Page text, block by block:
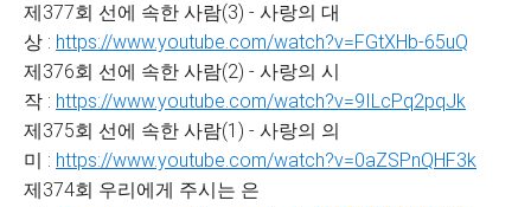
제377회 선에 속한 사람(3) - 사랑의 대
상 : https://www.youtube.com/watch?v=FGtXHb-65uQ
제376회 선에 속한 사람(2) - 사랑의 시
작 : https://www.youtube.com/watch?v=9ILcPq2pqJk
제375회 선에 속한 사람(1) - 사랑의 의
미 : https://www.youtube.com/watch?v=0aZSPnQHF3k
제374회 우리에게 주시는 은